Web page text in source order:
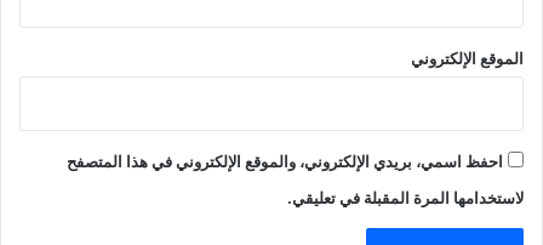
الموقع الإلكتروني
احفظ اسمي، بريدي الإلكتروني، والموقع الإلكتروني في هذا المتصفح
لاستخدامها المرة المقبلة في تعليقي.